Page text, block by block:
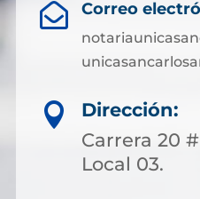
 Correo

Dirección:
Carrera 20 #
Local 03.